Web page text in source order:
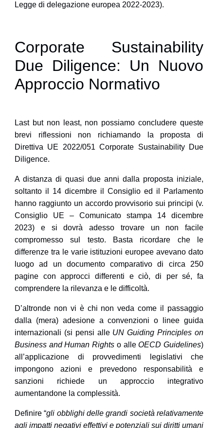
Legge di delegazione europea 2022-2023).
Corporate Sustainability
Due Diligence: Un Nuovo
Approccio Normativo
Last but non least, non possiamo concludere queste
brevi riflessioni non richiamando la proposta di
Direttiva UE 2022/051 Corporate Sustainability Due
Diligence.
A distanza di quasi due anni dalla proposta iniziale,
soltanto il 14 dicembre il Consiglio ed il Parlamento
hanno raggiunto un accordo provvisorio sui principi (v.
Consiglio UE – Comunicato stampa 14 dicembre
2023) e si dovrà adesso trovare un non facile
compromesso sul testo. Basta ricordare che le
differenze tra le varie istituzioni europee avevano dato
luogo ad un documento comparativo di circa 250
pagine con approcci differenti e ciò, di per sé, fa
comprendere la rilevanza e le difficoltà.
D’altronde non vi è chi non veda come il passaggio
dalla (mera) adesione a convenzioni o linee guida
internazionali (si pensi alle UN Guiding Principles on
Business and Human Rights o alleOECD Guidelines)
all’applicazione di provvedimenti legislativi che
impongono azioni e prevedono responsabilità e
sanzioni richiede un approccio integrativo
aumentandone la complessità.
Definire “gli obblighi delle grandi società relativamente
agli impatti negativi effettivi e potenziali sui diritti umani